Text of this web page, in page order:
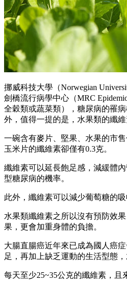
挪威科技大學（Norwegian
劍橋流行病學中心（MRC
全穀類或蔬菜類），糖尿病的罹
外，值得一提的是，水果類的纖
一碗含有麥片、堅果、水果的市
玉米片的纖維素卻僅有0.3克。
纖維素可以延長飽足感，減緩體
型糖尿病的機率。
此外，纖維素可以減少葡萄糖的
水果類纖維素之所以沒有預防效
果，更會加重身體的負擔。
大腸直腸癌近年來已成為國人癌
足，再加上缺乏運動的生活型態
每天至少25~35公克的纖維素，